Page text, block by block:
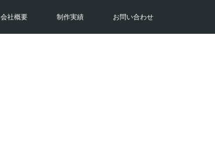
会社概要 制作実績 お問い合わせ